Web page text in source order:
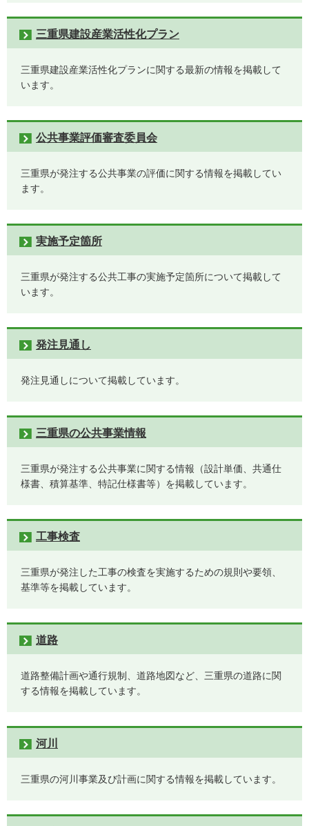
三重県建設産業活性化プラン
三重県建設産業活性化プランに関する最新の情報を掲載して
います。
公共事業評価審査委員会
三重県が発注する公共事業の評価に関する情報を掲載してい
ます。
実施予定箇所
三重県が発注する公共工事の実施予定箇所について掲載して
います。
発注見通し
発注見通しについて掲載しています。
三重県の公共事業情報
三重県が発注する公共事業に関する情報（設計単価、共通仕
様書、積算基準、特記仕様書等）を掲載しています。
工事検査
三重県が発注した工事の検査を実施するための規則や要領、
基準等を掲載しています。
道路
道路整備計画や通行規制、道路地図など、三重県の道路に関
する情報を掲載しています。
河川
三重県の河川事業及び計画に関する情報を掲載しています。